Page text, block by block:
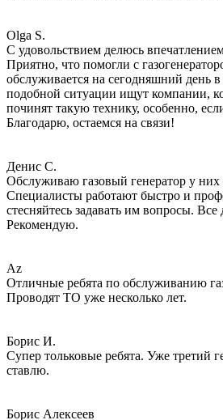
Olga S.
С удовольствием делюсь
Приятно, что помогли с
обслуживается на сегодняшний день
подобной ситуации ищут компании,
починят такую технику, особенно,
Благодарю, остаемся на связи!
Денис С.
Обслуживаю газовый генератор у них
Специалисты работают быстро и
стесняйтесь задавать им вопросы. Все
Рекомендую.
Az
Отличные ребята по обслуживанию
Проводят ТО уже несколько лет.
Борис И.
Супер тольковые ребята. Уже третий
ставлю.
Борис Алексеев